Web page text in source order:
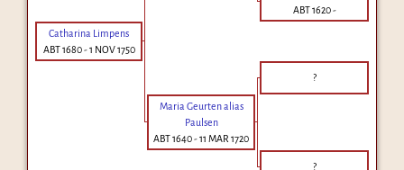
ABT 1620-
Catharina Limpens
ABT 1680-1 NOV 1750
?
Maria Geurten alias
Paulsen
ABT 1640-11 MAR 1720
?